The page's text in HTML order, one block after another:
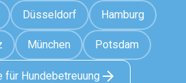
Düsseldorf Hamburg
München Potsdam
für Hundebetreuung